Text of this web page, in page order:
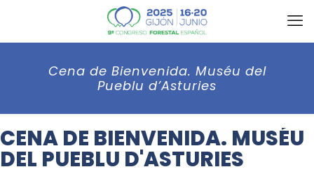
Cena de Bienvenida. Muséu del
Pueblu d’Asturies
CENA DE BIENVENIDA. MUSÉU
DEL PUEBLU D'ASTURIES